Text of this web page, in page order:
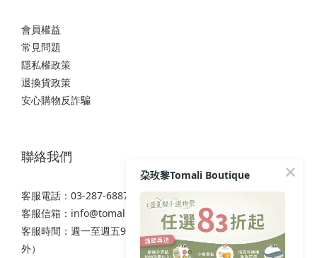
會員權益
常見問題
隱私權政策
退換貨政策
安心購物反詐騙
聯絡我們
客服電話：03-287-6887
客服信箱： info@tomali.com.tw
客服時間：週一至週五9:00-12:00 / 13:00-17:00（國定假日除
外）
朶玫黎Tomali Boutique